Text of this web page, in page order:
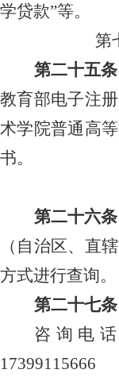
学贷款”等。
第
第二十五条
教育部电子注
术学院普通高
书。
第二十六条
（自治区、直
方式进行查询。
第二十七条
咨询电
17399115666